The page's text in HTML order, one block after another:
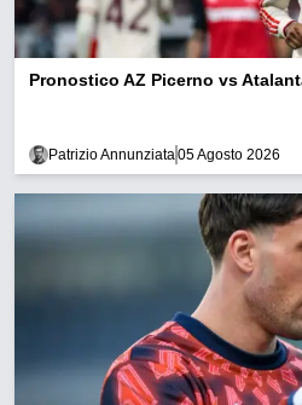
Pronostico AZ Picerno vs
Patrizio Annunziata05 Agosto 2026